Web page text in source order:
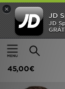
×
JD
JD
Página principal
Technicals
45,00€
INÍCIO
Promoções
HOMEM